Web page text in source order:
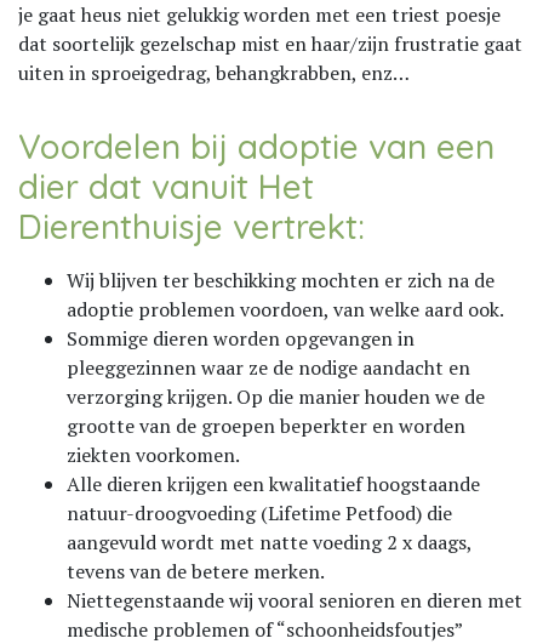
je gaat heus niet gelukkig worden met een triest poesje
dat soortelijk gezelschap mist en haar/zijn frustratie gaat
uiten in sproeigedrag, behangkrabben, enz…
Voordelen bij adoptie van een
dier dat vanuit Het
Dierenthuisje vertrekt:
Wij blijven ter beschikking mochten er zich na de
adoptie problemen voordoen, van welke aard ook.
Sommige dieren worden opgevangen in
pleeggezinnen waar ze de nodige aandacht en
verzorging krijgen. Op die manier houden we de
grootte van de groepen beperkter en worden
ziekten voorkomen.
Alle dieren krijgen een kwalitatief hoogstaande
natuur-droogvoeding (Lifetime Petfood) die
aangevuld wordt met natte voeding 2 x daags,
tevens van de betere merken.
Niettegenstaande wij vooral senioren en dieren met
medische problemen of “schoonheidsfoutjes”